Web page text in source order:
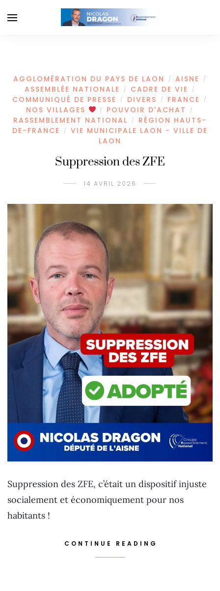
AGGLOMÉRATION DU PAYS DE LAON / AISNE /
ASSEMBLÉE NATIONALE / CADRE DE VIE /
COMMUNIQUÉ DE PRESSE / DIVERS / FRANCE /
NOS VILLAGES / POUVOIR D'ACHAT /
RASSEMBLEMENT NATIONAL /
RÉGION HAUTS-
DE-FRANCE
/
VIE MUNICIPALE LAON - VILLE DE
LAON
Suppression des ZFE
14 AVRIL 2026
Suppression des ZFE, c’était un dispositif injuste
socialement et économiquement pour nos
habitants !
CONTINUE READING